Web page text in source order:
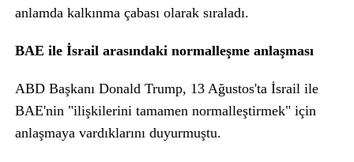
anlamda kalkınma çabası olarak sıraladı.
BAE ile İsrail arasındaki normalleşme anlaşması
ABD Başkanı Donald Trump, 13 Ağustos'ta İsrail ile
BAE'nin "ilişkilerini tamamen normalleştirmek" için
anlaşmaya vardıklarını duyurmuştu.